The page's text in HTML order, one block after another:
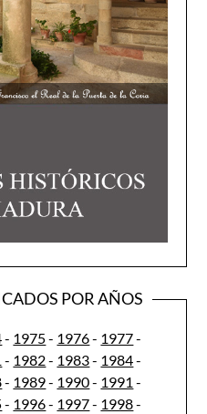
POR AÑOS
- 1975- 1976- 1977-
- 1982- 1983- 1984-
- 1989- 1990- 1991 -
- 1996- 1997- 1998-